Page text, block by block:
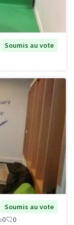
Soumis au vote
Soumis au vote
0 0